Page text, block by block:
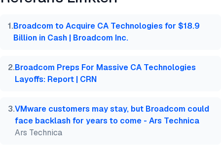
@misc{dilmegani2026,
title  = {{AutoSys'e En İyi 11 Alternatifi
  month  = jul,
}
1.Broadcom to Acquire CA Technologies for $18.9
Billion in Cash | Broadcom Inc.
2.Broadcom Preps For Massive CA Technologies
Layoffs: Report | CRN
3.VMware customers may stay, but Broadcom could
face backlash for years to come - Ars Technica
Ars Technica